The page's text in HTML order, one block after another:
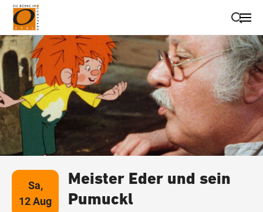
Suche schließen
Wegbeschreibung erhalten
Sa,
12 Aug
Meister Eder und sein
Pumuckl